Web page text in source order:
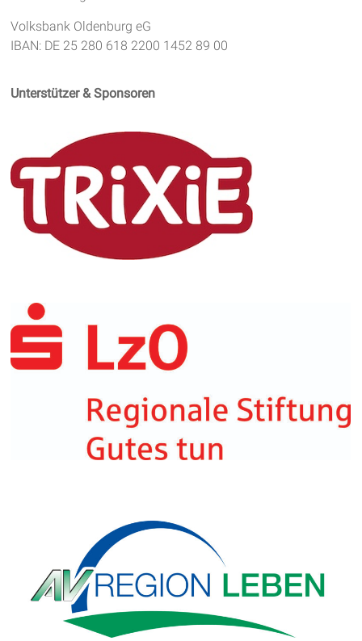
Volksbank Oldenburg eG
IBAN: DE 25 280 618 2200 1452 89 00
Unterstützer & Sponsoren